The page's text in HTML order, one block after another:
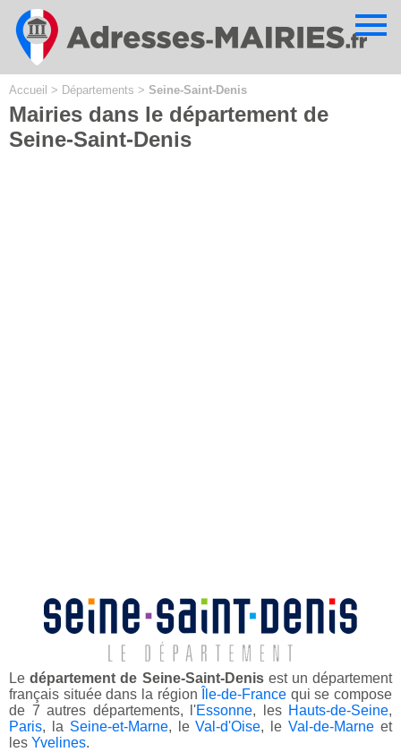
Accueil > Départements > Seine-Saint-Denis
Mairies dans le département de
Seine-Saint-Denis
Ledépartement de Seine-Saint-Denisest un département
français située dans la région
Île-de-France qui se compose
de 7 autres départements, l'Essonne, les Hauts-de-Seine,
Paris, la Seine-et-Marne, leVal-d'Oise, leVal-de-Marne et
les Yvelines.
Cookies management panel